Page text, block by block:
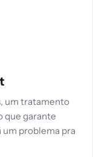
um tratamento
que garante
um problema pra